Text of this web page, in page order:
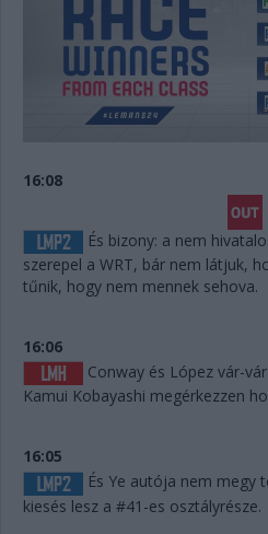
16:08
És bizony: a nem
szerepel a WRT, bár nem látjuk,
tűnik, hogy nem mennek sehova.
16:06
Conway és López vár-
Kamui Kobayashi megérkezzen
16:05
És Ye autója nem megy
kiesés lesz a #41-es osztályrésze.